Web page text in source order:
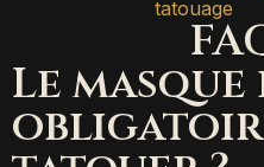
tatouage
Le